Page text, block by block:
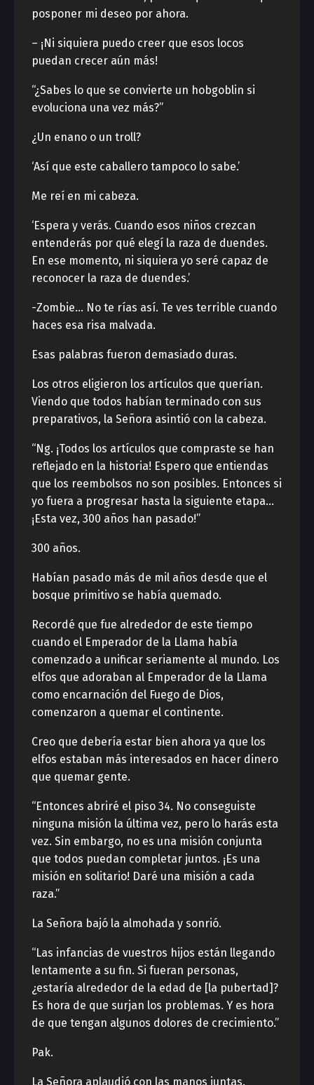
posponer mi deseo por ahora.
– ¡Ni siquiera puedo creer que esos locos
puedan crecer aún más!
“¿Sabes lo que se convierte un hobgoblin si
evoluciona una vez más?”
¿Un enano o un troll?
‘Así que este caballero tampoco lo sabe.’
Me reí en mi cabeza.
‘Espera y verás. Cuando esos niños crezcan
entenderás por qué elegí la raza de duendes.
En ese momento, ni siquiera yo seré capaz de
reconocer la raza de duendes.’
-Zombie… No te rías así. Te ves terrible cuando
haces esa risa malvada.
Esas palabras fueron demasiado duras.
Los otros eligieron los artículos que querían.
Viendo que todos habían terminado con sus
preparativos, la Señora asintió con la cabeza.
“Ng. ¡Todos los artículos que compraste se han
reflejado en la historia! Espero que entiendas
que los reembolsos no son posibles. Entonces si
yo fuera a progresar hasta la siguiente etapa…
¡Esta vez, 300 años han pasado!”
300 años.
Habían pasado más de mil años desde que el
bosque primitivo se había quemado.
Recordé que fue alrededor de este tiempo
cuando el Emperador de la Llama había
comenzado a unificar seriamente al mundo. Los
elfos que adoraban al Emperador de la Llama
como encarnación del Fuego de Dios,
comenzaron a quemar el continente.
Creo que debería estar bien ahora ya que los
elfos estaban más interesados en hacer dinero
que quemar gente.
“Entonces abriré el piso 34. No conseguiste
ninguna misión la última vez, pero lo harás esta
vez. Sin embargo, no es una misión conjunta
que todos puedan completar juntos. ¡Es una
misión en solitario! Daré una misión a cada
raza.”
La Señora bajó la almohada y sonrió.
“Las infancias de vuestros hijos están llegando
lentamente a su fin. Si fueran personas,
¿estaría alrededor de la edad de [la pubertad]?
Es hora de que surjan los problemas. Y es hora
de que tengan algunos dolores de crecimiento.”
Pak.
La Señora aplaudió con las manos juntas.